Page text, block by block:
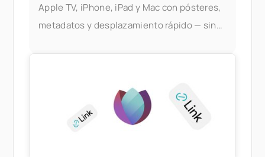
Apple TV, iPhone, iPad y Mac con pósteres,
metadatos y desplazamiento rápido — sin